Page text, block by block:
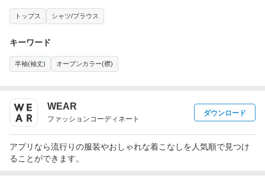
トップス シャツ/ブラウス
キーワード
半袖(袖丈) オープンカラー(襟)
WEAR
ファッションコーディネート
ダウンロード
アプリなら流行りの服装やおしゃれな着こなしを人気順で見つけ
ることができます。